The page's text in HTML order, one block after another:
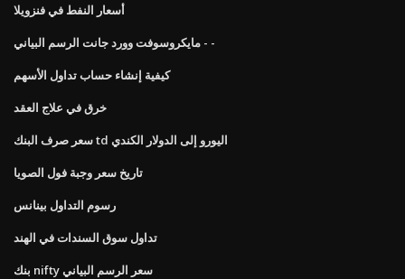
أسعار النفط في فنزويلا
مايكروسوفت وورد جانت الرسم البياني - -
كيفية إنشاء حساب تداول الأسهم
خرق في علاج العقد
سعر صرف البنك td اليورو إلى الدولار الكندي
تاريخ سعر وجبة فول الصويا
رسوم التداول بينانس
تداول سوق السندات في الهند
بنك nifty سعر الرسم البياني